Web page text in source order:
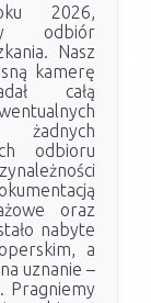
2026,
odbiór
Nasz
kamerę
całą
żadnych
odbioru
oraz
nabyte
a
uznanie –
Pragniemy